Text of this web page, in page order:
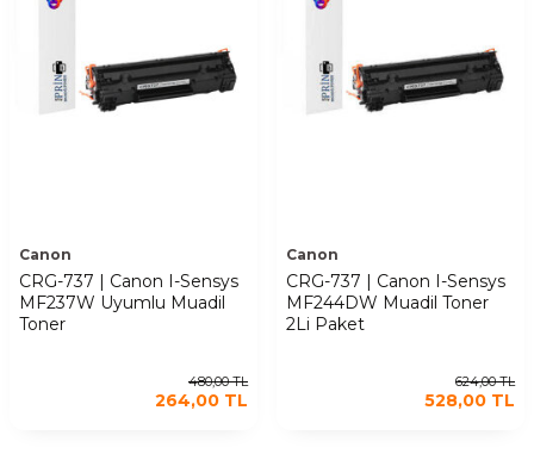
Canon
CRG-737 | Canon I-Sensys
MF237W Uyumlu Muadil
Toner
480,00TL
264,00 TL
Canon
CRG-737 | Canon I-Sensys
MF244DW Muadil Toner
2Li Paket
624,00TL
528,00 TL